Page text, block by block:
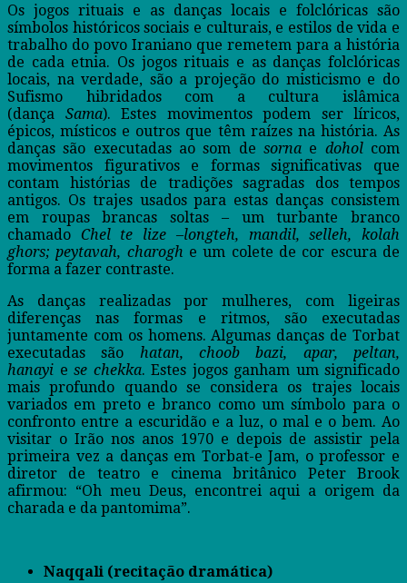
Os jogos rituais e as danças locais e folclóricas são
símbolos históricos sociais e culturais, e estilos de vida e
trabalho do povo Iraniano que remetem para a história
de cada etnia. Os jogos rituais e as danças folclóricas
locais, na verdade, são a projeção do misticismo e do
Sufismo hibridados com a cultura islâmica
(dança Sama). Estes movimentos podem ser líricos,
épicos, místicos e outros que têm raízes na história. As
danças são executadas ao som de sorna e doholcom
movimentos figurativos e formas significativas que
contam histórias de tradições sagradas dos tempos
antigos. Os trajes usados para estas danças consistem
em roupas brancas soltas – um turbante branco
chamado Chel te lize –longteh, mandil, selleh, kolah
ghors; peytavah, charogh e um colete de cor escura de
forma a fazer contraste.
As danças realizadas por mulheres, com ligeiras
diferenças nas formas e ritmos, são executadas
juntamente com os homens. Algumas danças de Torbat
executadas são hatan, choob bazi, apar, peltan,
hanayi e se chekka. Estes jogos ganham um significado
mais profundo quando se considera os trajes locais
variados em preto e branco como um símbolo para o
confronto entre a escuridão e a luz, o mal e o bem. Ao
visitar o Irão nos anos 1970 e depois de assistir pela
primeira vez a danças em Torbat-e Jam, o professor e
diretor de teatro e cinema britânico Peter Brook
afirmou: “Oh meu Deus, encontrei aqui a origem da
charada e da pantomima”.
Naqqali (recitação dramática)